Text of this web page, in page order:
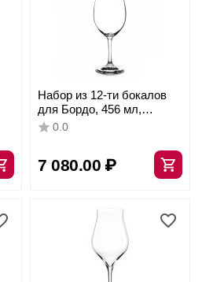
Набор из 12-ти бокалов
для Бордо, 456 мл,
прозрачный,
серия Festival, Spiegelau
0.0
7 080.00 ₽